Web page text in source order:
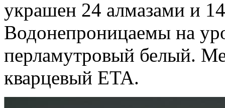
украшен 24 алмазами и
Водонепроницаемы на
перламутровый белый.
кварцевый ETA.